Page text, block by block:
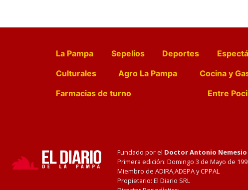
La Pampa Sepelios Deportes
Culturales
Agro La Pampa Cocina y
Farmacias de turno
Entre
Fundado por el Doctor Antonio Nemesio
Primera edición: Domingo 3 de Mayo de
Miembro de ADIRA,ADEPA y CPPAL
Propietario: El Diario SRL